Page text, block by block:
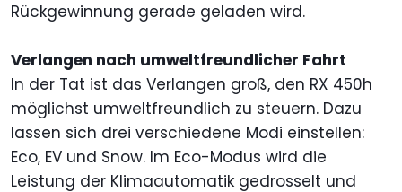
Rückgewinnung gerade geladen wird.
Verlangen nach umweltfreundlicher Fahrt
In der Tat ist das Verlangen groß, den RX 450h
möglichst umweltfreundlich zu steuern. Dazu
lassen sich drei verschiedene Modi einstellen:
Eco, EV und Snow. Im Eco-Modus wird die
Leistung der Klimaautomatik gedrosselt und